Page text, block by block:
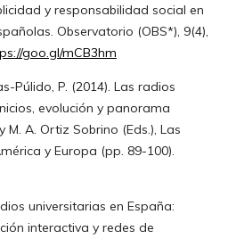
y responsabilidad social en
Observatorio (OBS*), 9(4),
goo.gl/mCB3hm
Púlido, P. (2014). Las radios
evolución y panorama
M. A. Ortiz Sobrino (Eds.), Las
y Europa (pp. 89-100).
universitarias en España:
interactiva y redes de